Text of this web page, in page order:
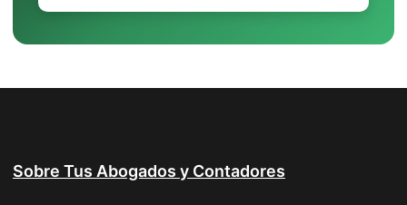
Sobre Tus Abogados y Contadores